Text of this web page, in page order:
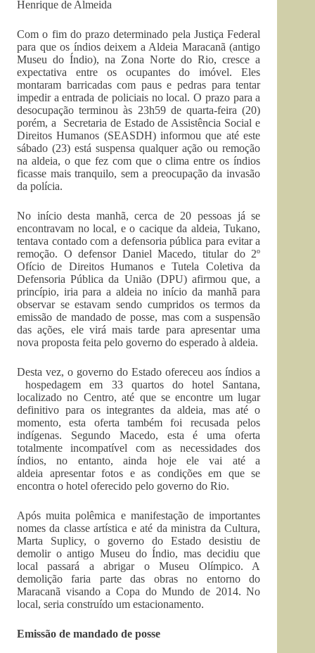
Henrique de Almeida
Com o fim do prazo determinado pela Justiça Federal
para que os índios deixem a Aldeia Maracanã (antigo
Museu do Índio), na Zona Norte do Rio, cresce a
expectativa entre os ocupantes do imóvel. Eles
montaram barricadas com paus e pedras para tentar
impedir a entrada de policiais no local. O prazo para a
desocupação terminou às 23h59 de quarta-feira (20)
porém, a Secretaria de Estado de Assistência Social e
Direitos Humanos (SEASDH) informou que até este
sábado (23) está suspensa qualquer ação ou remoção
na aldeia, o que fez com que o clima entre os índios
ficasse mais tranquilo, sem a preocupação da invasão
da polícia.
No início desta manhã, cerca de 20 pessoas já se
encontravam no local, e o cacique da aldeia, Tukano,
tentava contado com a defensoria pública para evitar a
remoção. O defensor Daniel Macedo, titular do 2º
Ofício de Direitos Humanos e Tutela Coletiva da
Defensoria Pública da União (DPU) afirmou que, a
princípio, iria para a aldeia no início da manhã para
observar se estavam sendo cumpridos os termos da
emissão de mandado de posse, mas com a suspensão
das ações, ele virá mais tarde para apresentar uma
nova proposta feita pelo governo do esperado à aldeia.
Desta vez, o governo do Estado ofereceu aos índios a
hospedagem em 33 quartos do hotel Santana,
localizado no Centro, até que se encontre um lugar
definitivo para os integrantes da aldeia, mas até o
momento, esta oferta também foi recusada pelos
indígenas. Segundo Macedo, esta é uma oferta
totalmente incompatível com as necessidades dos
índios, no entanto, ainda hoje ele vai até a
aldeia apresentar fotos e as condições em que se
encontra o hotel oferecido pelo governo do Rio.
Após muita polêmica e manifestação de importantes
nomes da classe artística e até da ministra da Cultura,
Marta Suplicy, o governo do Estado desistiu de
demolir o antigo Museu do Índio, mas decidiu que
local passará a abrigar o Museu Olímpico. A
demolição faria parte das obras no entorno do
Maracanã visando a Copa do Mundo de 2014. No
local, seria construído um estacionamento.
Emissão de mandado de posse